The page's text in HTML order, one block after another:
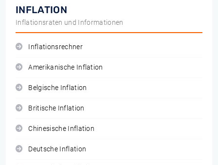
INFLATION
Inflationsraten und Informationen
Inflationsrechner
Amerikanische Inflation
Belgische Inflation
Britische Inflation
Chinesische Inflation
Deutsche Inflation